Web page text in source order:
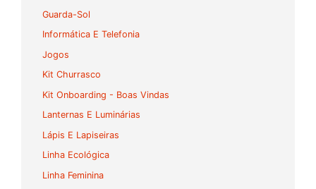
Guarda-Sol
Informática E Telefonia
Jogos
Kit Churrasco
Kit Onboarding - Boas Vindas
Lanternas E Luminárias
Lápis E Lapiseiras
Linha Ecológica
Linha Feminina